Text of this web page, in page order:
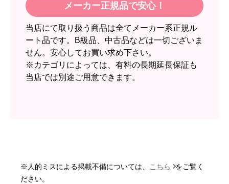
欲しい商品をスムーズに注文できましたか？
はい
ショップからの連絡や対応は適切でしたか？
無回答
予定の期日までに商品が届きましたか？
メーカー正規品で安心！
当店にて取り扱う商品は全てメーカー系正規ル
ート品です。B級品、中古品などは一切ございま
せん。安心してお買い求め下さい。
※カテゴリによっては、有料の長期延長保証も
当店では別途ご用意できます。
※人的ミスによる掲載不備については、 こちら
をご覧く
ださい。